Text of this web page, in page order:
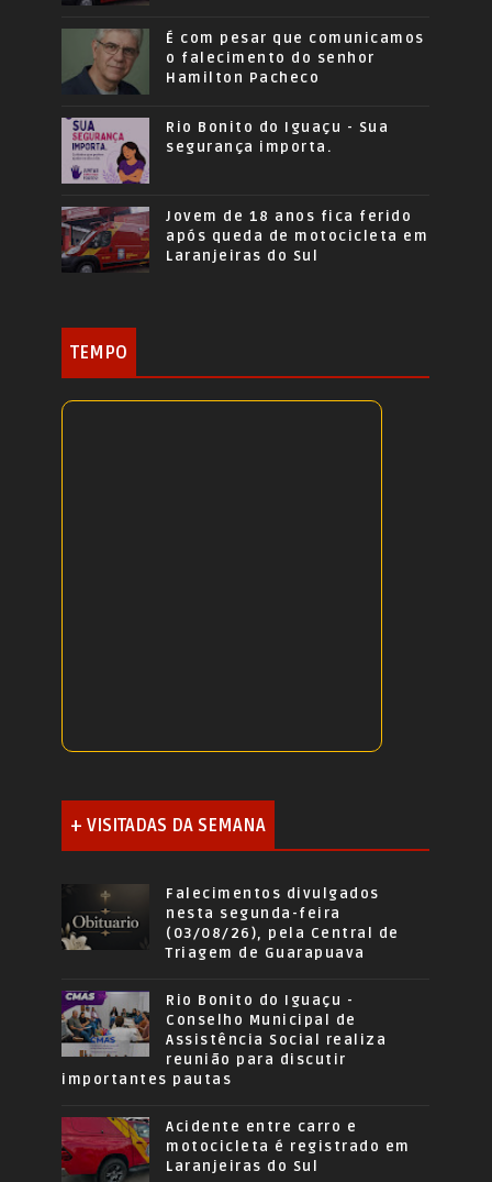
É com pesar que comunicamos
o falecimento do senhor
Hamilton Pacheco
Rio Bonito do Iguaçu - Sua
segurança importa.
Jovem de 18 anos fica ferido
após queda de motocicleta em
Laranjeiras do Sul
TEMPO
+ VISITADAS DA SEMANA
Falecimentos divulgados
nesta segunda-feira
(03/08/26), pela Central de
Triagem de Guarapuava
Rio Bonito do Iguaçu -
Conselho Municipal de
Assistência Social realiza
reunião para discutir
importantes pautas
Acidente entre carro e
motocicleta é registrado em
Laranjeiras do Sul